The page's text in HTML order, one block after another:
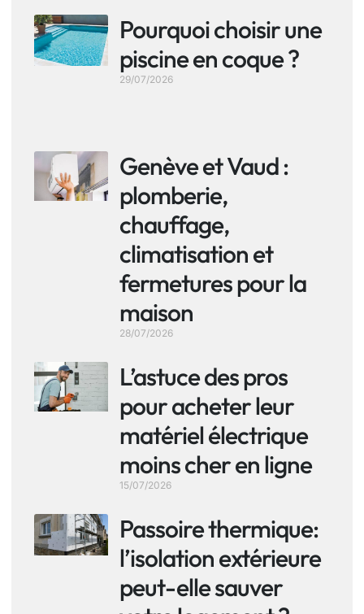
Pourquoi choisir une
piscine en coque ?
29/07/2026
Genève et Vaud :
plomberie,
chauffage,
climatisation et
fermetures pour la
maison
28/07/2026
L’astuce des pros
pour acheter leur
matériel électrique
moins cher en ligne
15/07/2026
Passoire thermique:
l’isolation extérieure
peut-elle sauver